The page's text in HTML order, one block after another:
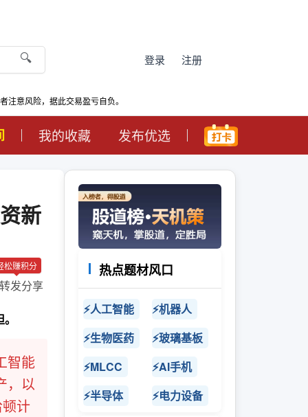
🔍 登录 注册
意风险，据此交易盈亏自负。
我的收藏 发布优选
新
松赚积分
转发分享
智能
，以
计
热点题材风口
⚡人工智能
⚡机器人
⚡生物医药
⚡玻璃基板
⚡MLCC
⚡AI手机
⚡半导体
⚡电力设备